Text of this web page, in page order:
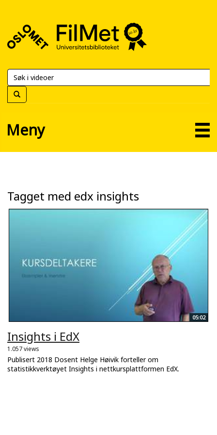
FilMet
Universitetsbiblioteket
Meny
Tagget med edx insights
05:02
Insights i EdX
1.057 views
Publisert 2018 Dosent Helge Høivik forteller om
statistikkverktøyet Insights i nettkursplattformen EdX.